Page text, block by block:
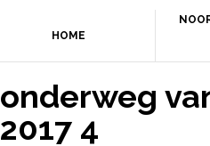
HOME
onderweg
2017 4